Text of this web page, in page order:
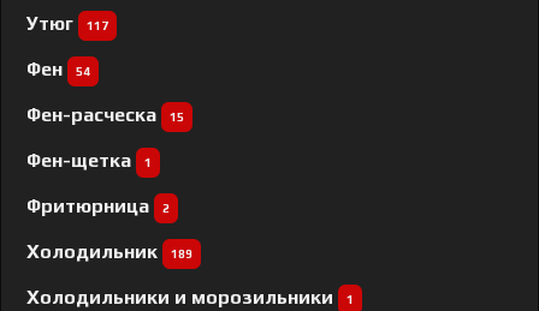
Утюг 117
Фен 54
Фен-расческа 15
Фен-щетка 1
Фритюрница 2
Холодильник 189
Холодильники и морозильники 1